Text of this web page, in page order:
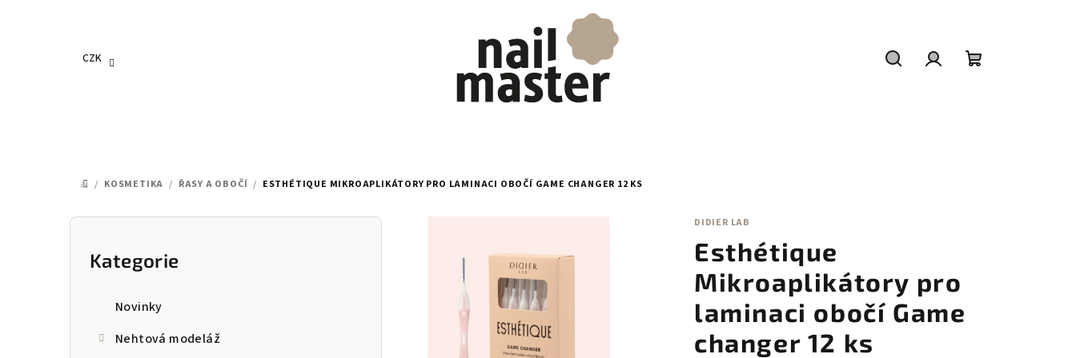
CZK
DOMŮ
/ KOSMETIKA / ŘASY A OBOČÍ / ESTHÉTIQUE MIKROAPLIKÁTORY PRO LAMINACI OBOČÍ GAME CHANGER 12 KS
P
Přeskočit
kategorie
Kategorie
Novinky
Nehtová modeláž
DIDIER LAB
Esthétique
Mikroaplikátory pro
laminaci obočí Game
changer 12 ks